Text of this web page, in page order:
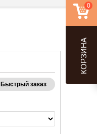
Быстрый заказ
0
КОРЗИНА